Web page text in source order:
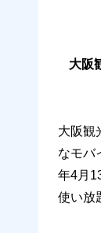
大阪
大阪観
なモバ
年4月
使い放